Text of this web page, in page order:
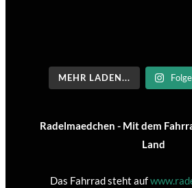
MEHR LADEN...
Radelmaedchen - Mit dem
Land
Das Fahrrad steht auf